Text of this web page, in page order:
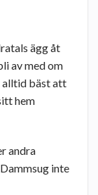
ägg åt
av med om
alltid bäst att
hem
andra
inte